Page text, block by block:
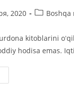
2020
Рубрика
Boshqa
kitoblarini
hodisa emas.